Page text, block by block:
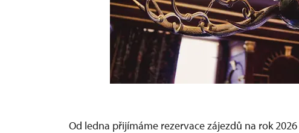
Od ledna přijímáme rezervace zájezdů na rok